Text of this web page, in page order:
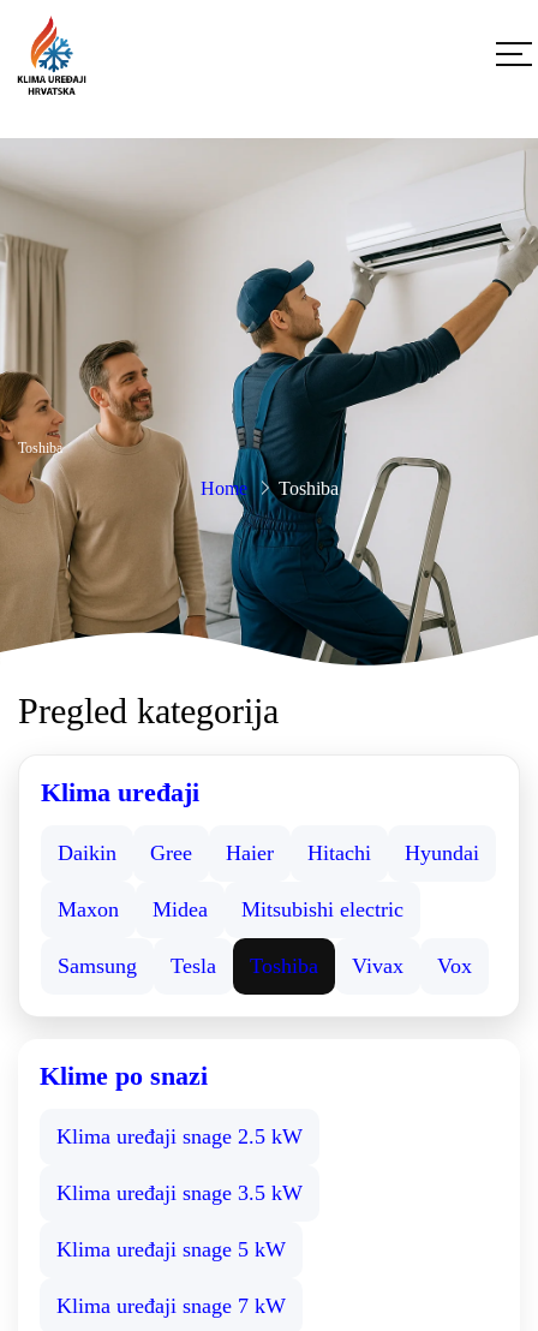
Toshiba
Home Toshiba
Pregled kategorija
Klima uređaji
Daikin Gree Haier Hitachi Hyundai
Maxon Midea Mitsubishi electric
Samsung Tesla Toshiba Vivax Vox
Klime po snazi
Klima uređaji snage 2.5 kW
Klima uređaji snage 3.5 kW
Klima uređaji snage 5 kW
Klima uređaji snage 7 kW